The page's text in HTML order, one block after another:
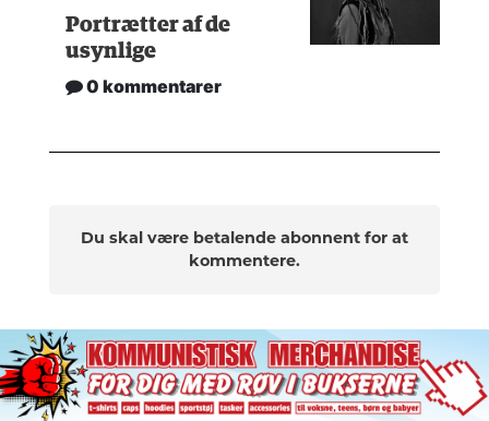
Portrætter af de
usynlige
0 kommentarer
Du skal være betalende abonnent for at
kommentere.